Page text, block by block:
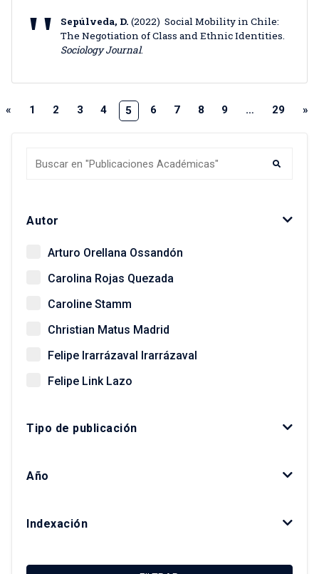
Autor
Arturo Orellana Ossandón
Carolina Rojas Quezada
Caroline Stamm
Christian Matus Madrid
Felipe Irarrázaval Irarrázaval
Felipe Link Lazo
Gonzalo Salazar Preece
Tipo de publicación
Año
Indexación
Sepúlveda, D. (2022) Social Mobility in Chile:
The Negotiation of Class and Ethnic Identities.
Sociology Journal.
« 1 2 3 4 5 6 7 8 9 … 29 »